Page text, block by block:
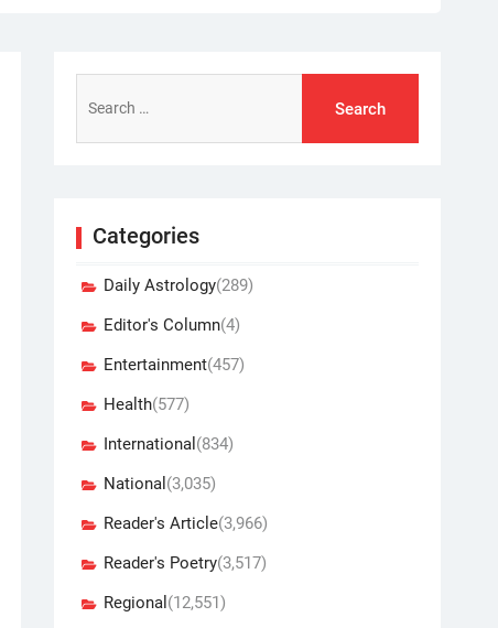
for:
Categories
Daily Astrology(289)
Editor's Column(4)
Entertainment(457)
Health(577)
International (834)
National (3,035)
Reader's Article(3,966)
Reader's Poetry(3,517)
Regional (12,551)